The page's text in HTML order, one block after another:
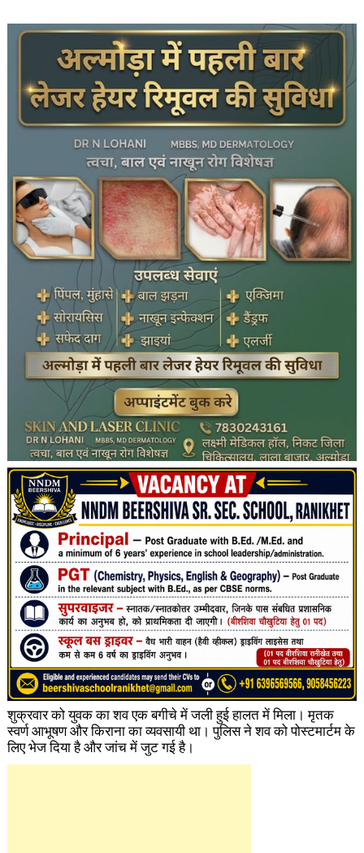
शुक्रवार को युवक का शव एक बगीचे में जली हुई हालत में मिला। मृतक
स्वर्ण आभूषण और किराना का व्यवसायी था। पुलिस ने शव को पोस्टमार्टम के
लिए भेज दिया है और जांच में जुट गई है।